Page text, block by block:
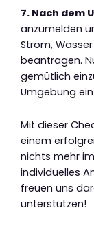
7. Nach dem
anzumelden
Strom,
beantragen.
gemütlich
Umgebung
Mit dieser
einem
nichts mehr
individuelles
freuen uns
unterstützen!